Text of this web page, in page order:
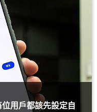
用戶都該先設定自